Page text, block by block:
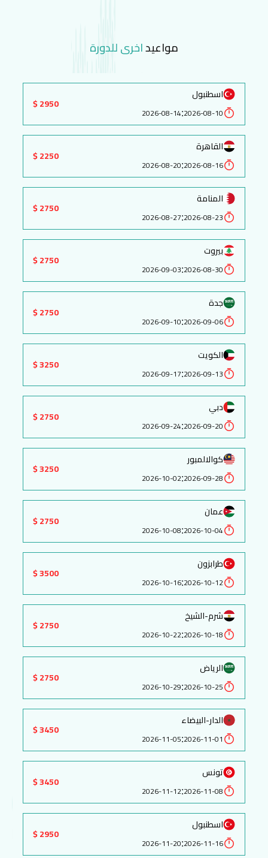
مواعيداخرى للدورة
اسطنبول
2026-08-10
:
2026-08-14
2950 $
القاهرة
2026-08-16
:
2026-08-20
2250 $
المنامة
2026-08-23
:
2026-08-27
2750 $
بيروت
2026-08-30
:
2026-09-03
2750 $
جدة
2026-09-06
:
2026-09-10
2750 $
الكويت
2026-09-13
:
2026-09-17
3250 $
دبي
2026-09-20
:
2026-09-24
2750 $
كوالالمبور
2026-09-28
:
2026-10-02
3250 $
عمان
2026-10-04
:
2026-10-08
2750 $
طرابزون
2026-10-12
:
2026-10-16
3500 $
شرم-الشيخ
2026-10-18
:
2026-10-22
2750 $
الرياض
2026-10-25
:
2026-10-29
2750 $
الدار-البيضاء
2026-11-01
:
2026-11-05
3450 $
تونس
2026-11-08
:
2026-11-12
3450 $
اسطنبول
2026-11-16
:
2026-11-20
2950 $